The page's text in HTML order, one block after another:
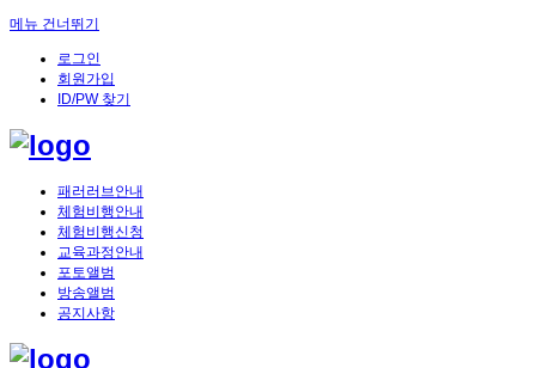
메뉴 건너뛰기
로그인
회원가입
ID/PW 찾기
패러러브안내
체험비행안내
체험비행신청
교육과정안내
포토앨범
방송앨범
공지사항